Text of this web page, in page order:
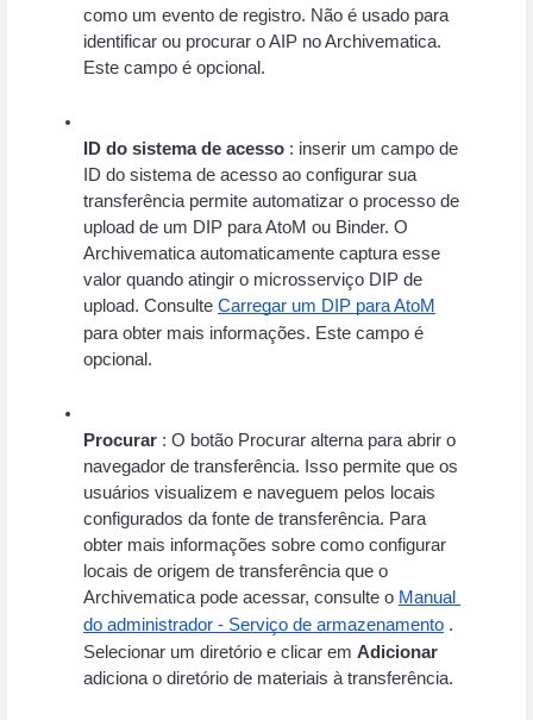
como um evento de registro. Não é usado para
identificar ou procurar o AIP no Archivematica.
Este campo é opcional.
ID do sistema de acesso : inserir um campo de
ID do sistema de acesso ao configurar sua
transferência permite automatizar o processo de
upload de um DIP para AtoM ou Binder. O
Archivematica automaticamente captura esse
valor quando atingir o microsserviço DIP de
upload. Consulte Carregar um DIP para AtoM
para obter mais informações. Este campo é
opcional.
Procurar : O botão Procurar alterna para abrir o
navegador de transferência. Isso permite que os
usuários visualizem e naveguem pelos locais
configurados da fonte de transferência. Para
obter mais informações sobre como configurar
locais de origem de transferência que o
Archivematica pode acessar, consulte o Manual
do administrador - Serviço de armazenamento .
Selecionar um diretório e clicar em Adicionar
adiciona o diretório de materiais à transferência.